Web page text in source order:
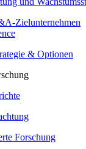
Zielunternehmen
& Optionen
Forschung